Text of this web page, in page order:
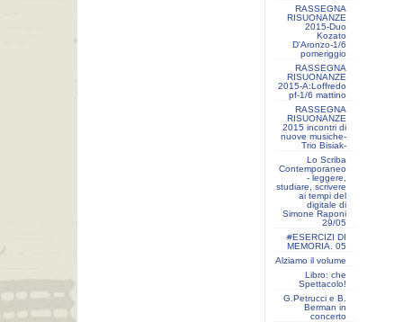
RASSEGNA
RISUONANZE
2015-Duo
Kozato
D'Aronzo-1/6
pomeriggio
RASSEGNA
RISUONANZE
2015-A:Loffredo
pf-1/6 mattino
RASSEGNA
RISUONANZE
2015 incontri di
nuove musiche-
Trio Bisiak-
Lo Scriba
Contemporaneo
- leggere,
studiare, scrivere
ai tempi del
digitale di
Simone Raponi
29/05
#ESERCIZI DI
MEMORIA. 05
Alziamo il volume
Libro: che
Spettacolo!
G.Petrucci e B.
Berman in
concerto